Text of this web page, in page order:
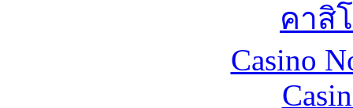
คาสิ
Casino